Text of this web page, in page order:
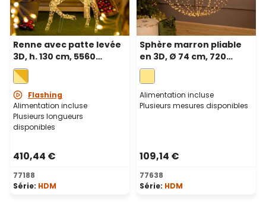
Renne avec patte levée
3D, h. 130 cm, 5560
microled haute densité
blanc chaud et froid,
utilisation en intérieur
Flashing
Alimentation incluse
Plusieurs longueurs
disponibles
410,44 €
77188
Série: HDM
Sphère marron pliable
en 3D, Ø 74 cm, 720
microled haute densité
blanc chaud, utilisation
en intérieur
Alimentation incluse
Plusieurs mesures disponibles
109,14 €
77638
Série: HDM